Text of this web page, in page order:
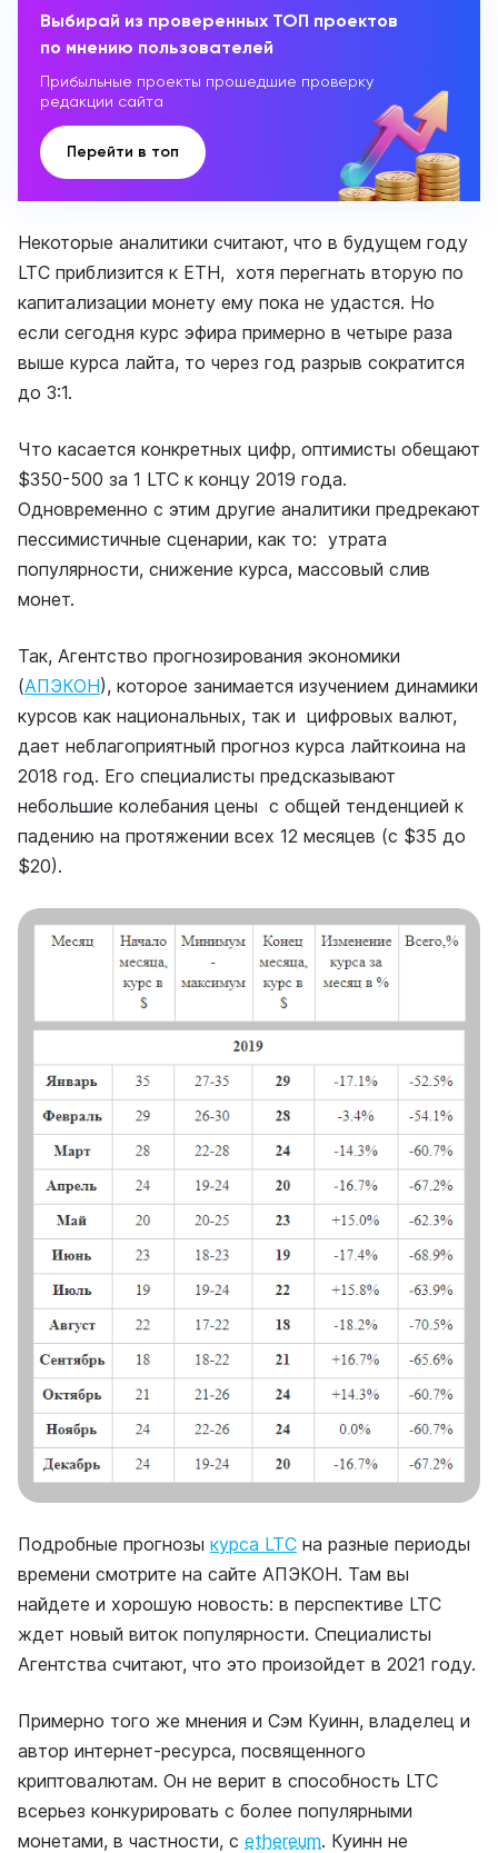
Выбирай из проверенных ТОП проектов
по мнению пользователей
Прибыльные проекты прошедшие проверку
редакции сайта
Перейти в топ
Некоторые аналитики считают, что в будущем году
LTC приблизится к ETH, хотя перегнать вторую по
капитализации монету ему пока не удастся. Но
если сегодня курс эфира примерно в четыре раза
выше курса лайта, то через год разрыв сократится
до 3:1.
Что касается конкретных цифр, оптимисты обещают
$350-500 за 1 LTC к концу 2019 года.
Одновременно с этим другие аналитики предрекают
пессимистичные сценарии, как то: утрата
популярности, снижение курса, массовый слив
монет.
Так, Агентство прогнозирования экономики
(АПЭКОН), которое занимается изучением динамики
курсов как национальных, так и цифровых валют,
дает неблагоприятный прогноз курса лайткоина на
2018 год. Его специалисты предсказывают
небольшие колебания цены с общей тенденцией к
падению на протяжении всех 12 месяцев (с $35 до
$20).
Подробные прогнозы курса LTC на разные периоды
времени смотрите на сайте АПЭКОН. Там вы
найдете и хорошую новость: в перспективе LTC
ждет новый виток популярности. Специалисты
Агентства считают, что это произойдет в 2021 году.
Примерно того же мнения и Сэм Куинн, владелец и
автор интернет-ресурса, посвященного
криптовалютам. Он не верит в способность LTC
всерьез конкурировать с более популярными
монетами, в частности, с ethereum. Куинн не